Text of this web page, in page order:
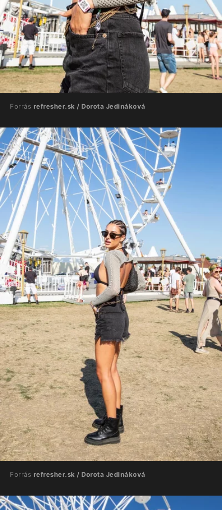
Forrás refresher.sk / Dorota Jedináková
Forrás refresher.sk / Dorota Jedináková